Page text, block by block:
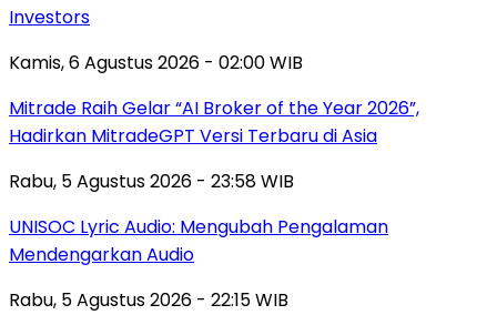
Investors
Kamis, 6 Agustus 2026 - 02:00 WIB
Mitrade Raih Gelar “AI Broker of the Year 2026”,
Hadirkan MitradeGPT Versi Terbaru di Asia
Rabu, 5 Agustus 2026 - 23:58 WIB
UNISOC Lyric Audio: Mengubah Pengalaman
Mendengarkan Audio
Rabu, 5 Agustus 2026 - 22:15 WIB